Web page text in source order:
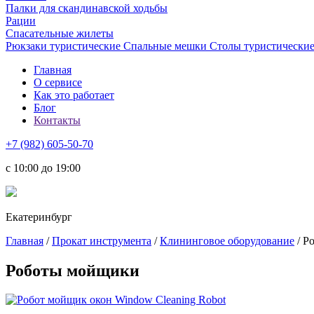
Палки для скандинавской ходьбы
Рации
Спасательные жилеты
Рюкзаки туристические Спальные мешки Столы
Главная
О сервисе
Как это работает
Блог
Контакты
+7 (982) 605-50-70
c 10:00 до 19:00
Екатеринбург
Главная /Прокат инструмента /Клининговое оборудование /
Роботы мойщики